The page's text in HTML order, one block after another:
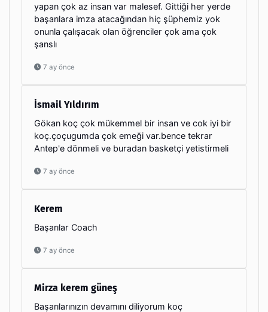
yapan çok az insan var malesef. Gittiği her yerde
başarılara imza atacağından hiç şüphemiz yok
onunla çalışacak olan öğrenciler çok ama çok
şanslı
7 ay önce
İsmail Yıldırım
Gökan koç çok mükemmel bir insan ve cok iyi bir
koç.çoçugumda çok emeği var.bence tekrar
Antep'e dönmeli ve buradan basketçi yetistirmeli
7 ay önce
Kerem
Başarılar Coach
7 ay önce
Mirza kerem güneş
Başarılarınızın devamını diliyorum koç